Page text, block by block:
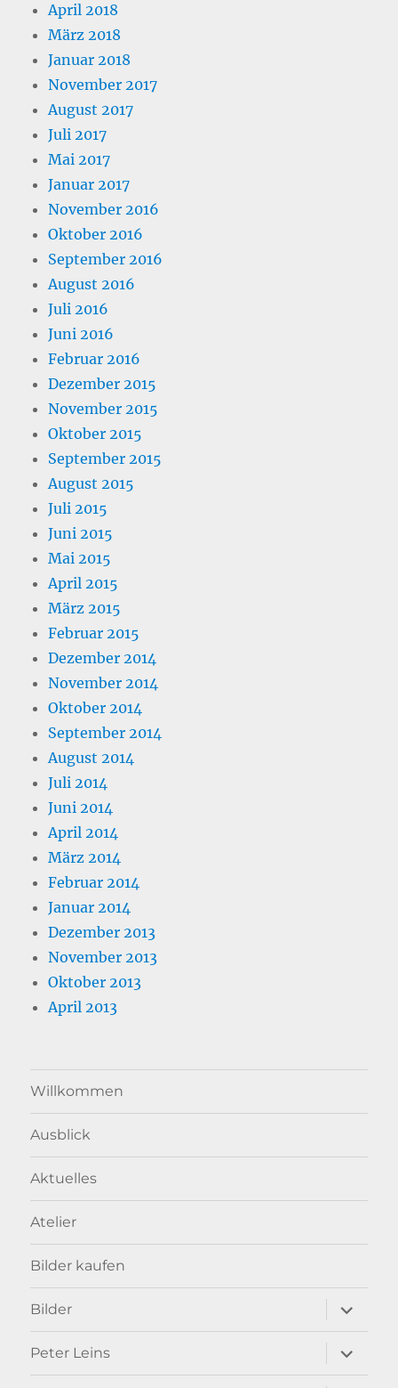
April 2018
März 2018
Januar 2018
November 2017
August 2017
Juli 2017
Mai 2017
Januar 2017
November 2016
Oktober 2016
September 2016
August 2016
Juli 2016
Juni 2016
Februar 2016
Dezember 2015
November 2015
Oktober 2015
September 2015
August 2015
Juli 2015
Juni 2015
Mai 2015
April 2015
März 2015
Februar 2015
Dezember 2014
November 2014
Oktober 2014
September 2014
August 2014
Juli 2014
Juni 2014
April 2014
März 2014
Februar 2014
Januar 2014
Dezember 2013
November 2013
Oktober 2013
April 2013
Willkommen
Ausblick
Aktuelles
Atelier
Bilder kaufen
Bilder
anzeigen
Peter Leins
anzeigen